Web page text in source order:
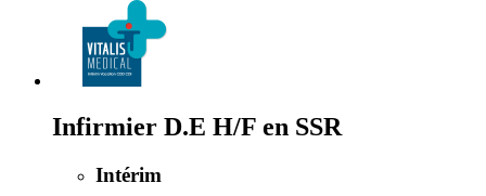
Infirmier D.E H/F en SSR
Intérim